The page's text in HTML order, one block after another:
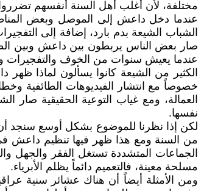
مختلفة، لأن أغلب أهل السنة أنفسهم
عندما دخل داعش إلى الموصل وبعض
الشباب الشيعة بدم بارد، إضافة إلى
صار بعض الناس يربطون بين داعش وبين
عندما يعيش سنوات من الخوف والتفجيرات
الكثير من الشيعة كانوا يسألون لماذا
خصوصاً مع انتشار الفيديوهات الطائفية
العمالة، ومع غياب التوعية الحقيقية
نفسها.
لكن إذا نظرنا للموضوع بشكل أوسع سنجد
من السنة ومع هذا ظهر فيها تنظيم داعش
الجماعات المتشددة تستغل الفقر والجهل
مسلحة معينة، فالتعميم دائماً يظلم الأبرياء.
ومن الأمثلة أيضاً أن هناك عشائر سنية